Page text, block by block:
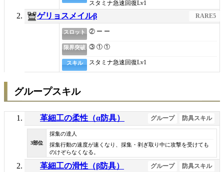
スタミナ急速回復Lv1
ゲリョスメイルβ RARE5
スロット ② ー ー
限界突破 ③ ① ①
スキル スタミナ急速回復Lv1
グループスキル
革細工の柔性（α防具） グループ 防具スキル
3部位
採集の達人
採集行動の速度が速くなり、採集・剥ぎ取り中に攻撃を受けても
のけぞらなくなる。
革細工の滑性（β防具） グループ 防具スキル